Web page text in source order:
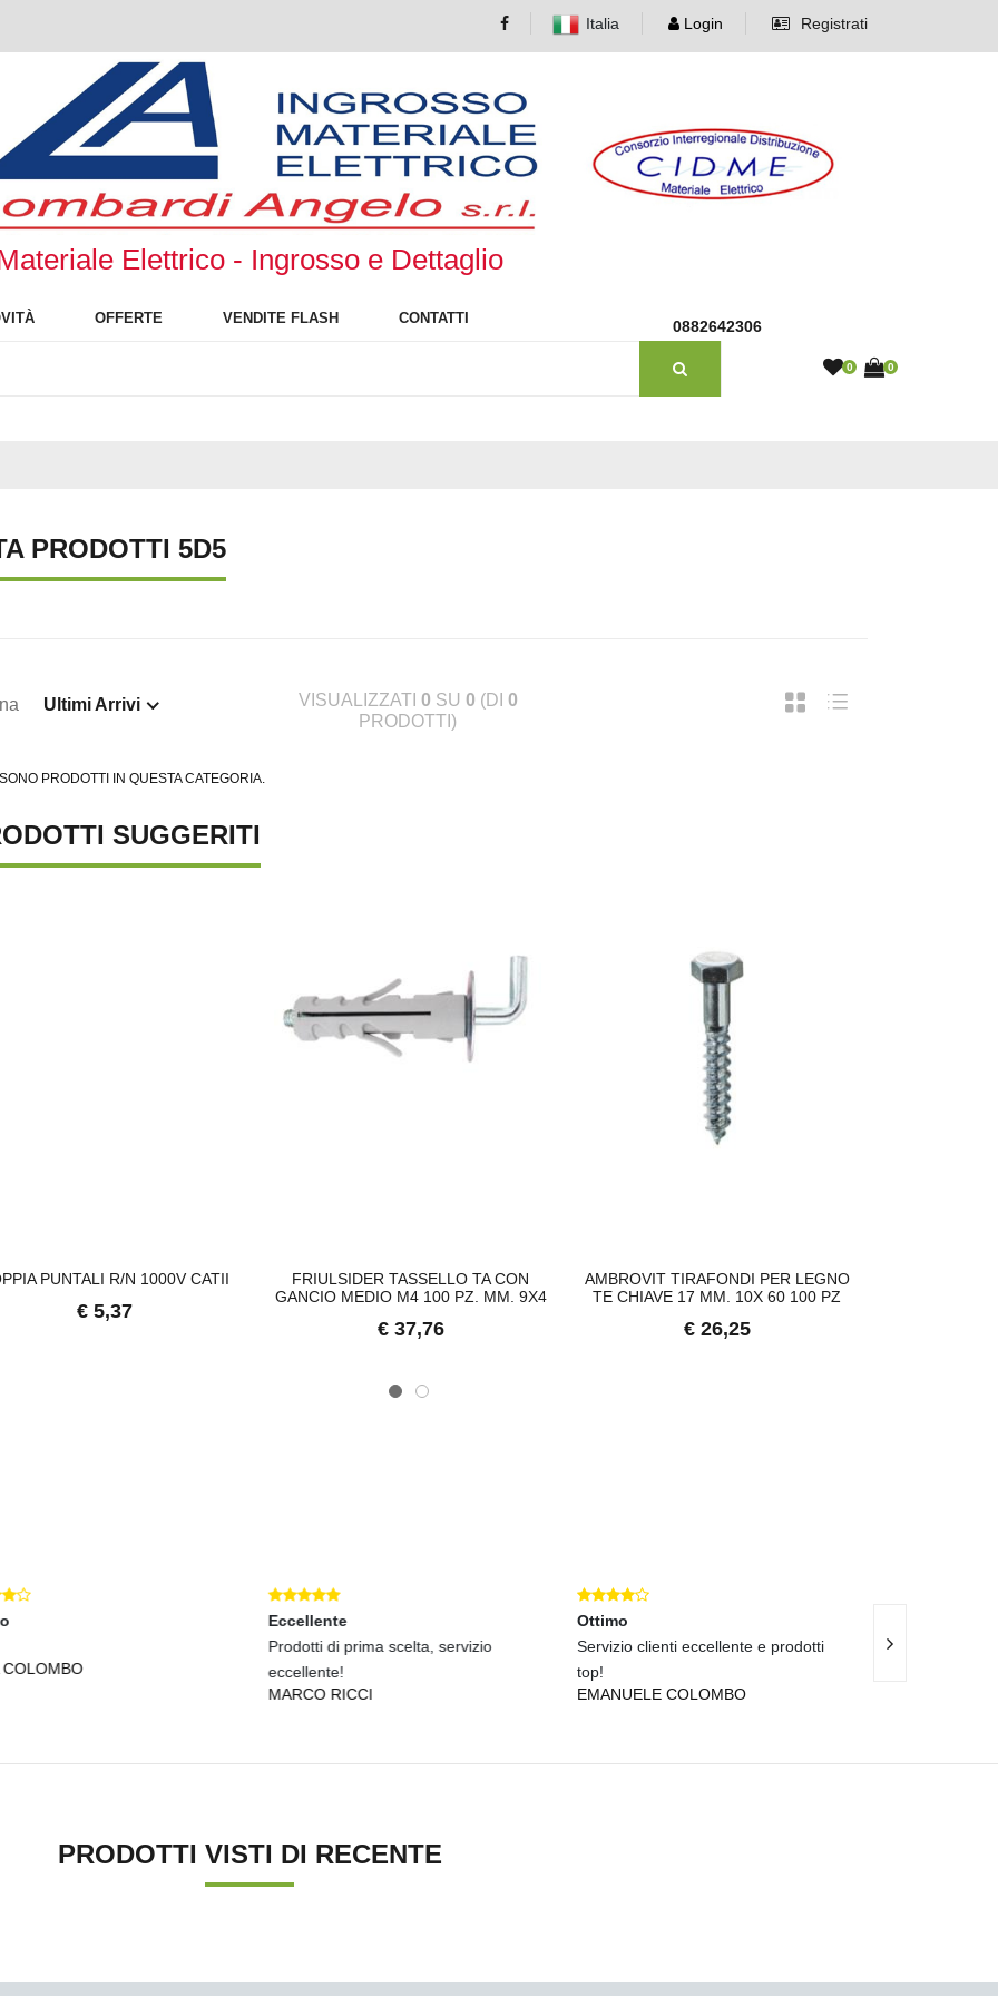
Italia Login Registrati
Elettrico - Ingrosso e Dettaglio
OFFERTE VENDITE FLASH CONTATTI 0882642306
0 0
€ 23,46
PRODOTTI 5D5
Ultimi Arrivi VISUALIZZATI 0 SU 0 (DI 0
PRODOTTI)
PRODOTTI IN QUESTA CATEGORIA.
SUGGERITI
PUNTALI R/N 1000V CATII
€ 5,37
FRIULSIDER TASSELLO TA CON
GANCIO MEDIO M4 100 PZ. MM. 9X4
€ 37,76
AMBROVIT TIRAFONDI PER LEGNO
TE CHIAVE 17 MM. 10X 60 100 PZ
€ 26,25
COLOMBO
Eccellente
Prodotti di prima scelta, servizio
eccellente!
MARCO RICCI
Ottimo
Servizio clienti eccellente e prodotti
top!
EMANUELE COLOMBO
Prodotti
PRODOTTI VISTI DI RECENTE